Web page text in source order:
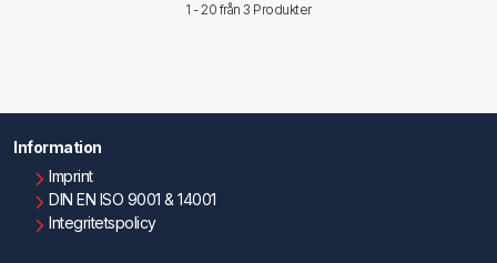
1 - 20 från3 Produkter
Information
Imprint
DIN EN ISO 9001 & 14001
Integritetspolicy